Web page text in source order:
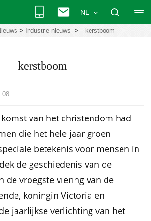
NL
> Industrie nieuws > kerstboom
kerstboom
van het christendom had
die het hele jaar groen
betekenis voor mensen in
de geschiedenis van de
de vroegste viering van de
koningin Victoria en
jaarlijkse verlichting van het